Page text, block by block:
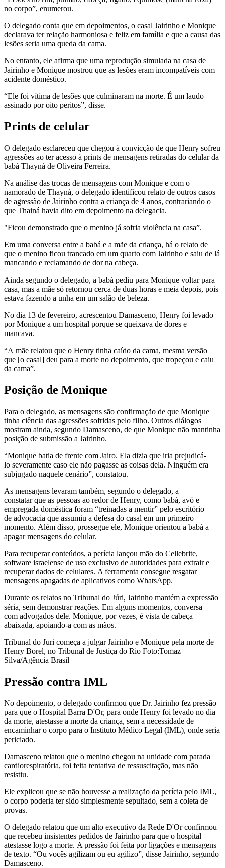
no corpo”, enumerou.
O delegado conta que em depoimentos, o casal Jairinho e Monique
declarava ter relação harmoniosa e feliz em família e que a causa das
lesões seria uma queda da cama.
No entanto, ele afirma que uma reprodução simulada na casa de
Jairinho e Monique mostrou que as lesões eram incompatíveis com
acidente doméstico.
“Ele foi vítima de lesões que culminaram na morte. É um laudo
assinado por oito peritos”, disse.
Prints de celular
O delegado esclareceu que chegou à convicção de que Henry sofreu
agressões ao ter acesso à prints de mensagens retiradas do celular da
babá Thayná de Oliveira Ferreira.
Na análise das trocas de mensagens com Monique e com o
namorado de Thayná, o delegado identificou relato de outros casos
de agressão de Jairinho contra a criança de 4 anos, contrariando o
que Thainá havia dito em depoimento na delegacia.
"Ficou demonstrado que o menino já sofria violência na casa”.
Em uma conversa entre a babá e a mãe da criança, há o relato de
que o menino ficou trancado em um quarto com Jairinho e saiu de lá
mancando e reclamando de dor na cabeça.
Ainda segundo o delegado, a babá pediu para Monique voltar para
casa, mas a mãe só retornou cerca de duas horas e meia depois, pois
estava fazendo a unha em um salão de beleza.
No dia 13 de fevereiro, acrescentou Damasceno, Henry foi levado
por Monique a um hospital porque se queixava de dores e
mancava.
“A mãe relatou que o Henry tinha caído da cama, mesma versão
que [o casal] deu para a morte no depoimento, que tropeçou e caiu
da cama”.
Posição de Monique
Para o delegado, as mensagens são confirmação de que Monique
tinha ciência das agressões sofridas pelo filho. Outros diálogos
mostram ainda, segundo Damasceno, de que Monique não mantinha
posição de submissão a Jairinho.
“Monique batia de frente com Jairo. Ela dizia que iria prejudicá-
lo severamente caso ele não pagasse as coisas dela. Ninguém era
subjugado naquele cenário”, constatou.
As mensagens levaram também, segundo o delegado, a
constatar que as pessoas ao redor de Henry, como babá, avó e
empregada doméstica foram “treinadas a mentir” pelo escritório
de advocacia que assumiu a defesa do casal em um primeiro
momento. Além disso, prossegue ele, Monique orientou a babá a
apagar mensagens do celular.
Para recuperar conteúdos, a perícia lançou mão do Cellebrite,
software israelense de uso exclusivo de autoridades para extrair e
recuperar dados de celulares. A ferramenta consegue resgatar
mensagens apagadas de aplicativos como WhatsApp.
Durante os relatos no Tribunal do Júri, Jairinho mantém a expressão
séria, sem demonstrar reações. Em alguns momentos, conversa
com advogados dele. Monique, por vezes, é vista de cabeça
abaixada, apoiando-a com as mãos.
Tribunal do Juri começa a julgar Jairinho e Monique pela morte de
Henry Borel, no Tribunal de Justiça do Rio Foto:Tomaz
Silva/Agência Brasil
Pressão contra IML
No depoimento, o delegado confirmou que Dr. Jairinho fez pressão
para que o Hospital Barra D'Or, para onde Henry foi levado no dia
da morte, atestasse a morte da criança, sem a necessidade de
encaminhar o corpo para o Instituto Médico Legal (IML), onde seria
periciado.
Damasceno relatou que o menino chegou na unidade com parada
cardiorespiratória, foi feita tentativa de ressuscitação, mas não
resistiu.
Ele explicou que se não houvesse a realização da perícia pelo IML,
o corpo poderia ter sido simplesmente sepultado, sem a coleta de
provas.
O delegado relatou que um alto executivo da Rede D'Or confirmou
que recebeu insistentes pedidos de Jairinho para que o hospital
atestasse logo a morte. A pressão foi feita por ligações e mensagens
de texto. “Ou vocês agilizam ou eu agilizo”, disse Jairinho, segundo
Damasceno.